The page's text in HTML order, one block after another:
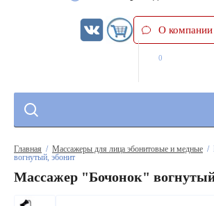
О компании
0
Главная
  /
Массажеры для лица эбонитовые и медные
вогнутый, эбонит
Массажер "Бочонок"